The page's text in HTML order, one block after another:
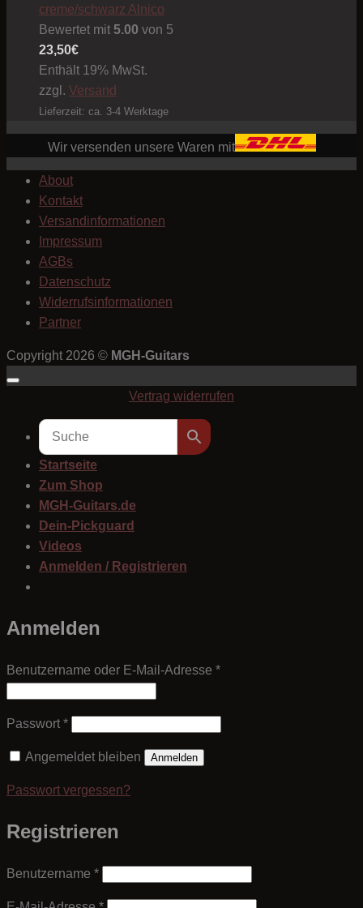
creme/schwarz Alnico
Bewertet mit 5.00 von 5
23,50€
Enthält 19% MwSt.
zzgl. Versand
Lieferzeit: ca. 3-4 Werktage
Wir versenden unsere Waren mit
About
Kontakt
Versandinformationen
Impressum
AGBs
Datenschutz
Widerrufsinformationen
Partner
Copyright 2026 © MGH-Guitars
Vertrag widerrufen
Startseite
Zum Shop
MGH-Guitars.de
Dein-Pickguard
Videos
Anmelden / Registrieren
Anmelden
Benutzername oder E-Mail-Adresse *Erforderlich
Passwort *Erforderlich
Angemeldet bleiben Anmelden
Passwort vergessen?
Registrieren
Benutzername *Erforderlich